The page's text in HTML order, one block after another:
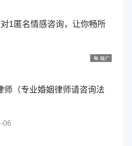
1匿名情感咨询，让你畅所
师（专业婚姻律师请咨询法
06